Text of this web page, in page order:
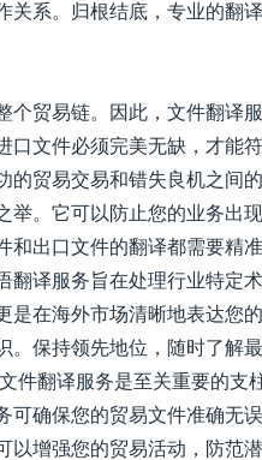
系。归根结底，专业的翻
贸易链。因此，文件翻译
文件必须完美无缺，才能
贸易交易和错失良机之间
。它可以防止您的业务出
出口文件的翻译都需要精
译服务旨在处理行业特定
在海外市场清晰地表达您
保持领先地位，随时了解
翻译服务是至关重要的支
确保您的贸易文件准确无
增强您的贸易活动，防范